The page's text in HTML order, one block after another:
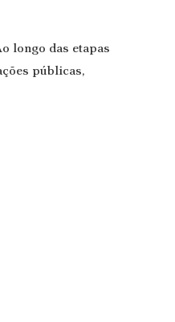
longo das etapas
públicas,